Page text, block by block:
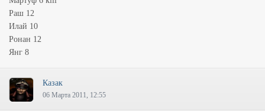
Раш 12
Илай 10
Ронан 12
Янг 8
Казак
06 Марта 2011, 12:55